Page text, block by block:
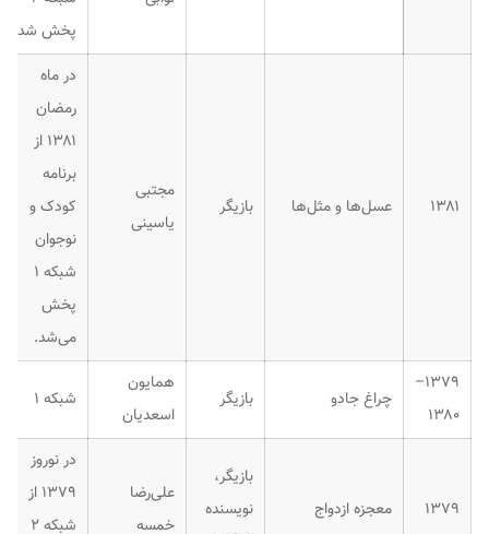
پخش شد.
۱۳۸۱ عسل‌ها و مثل‌ها بازیگر
مجتبی
یاسینی
در ماه
رمضان
۱۳۸۱ از
برنامه
کودک و
نوجوان
شبکه ۱
پخش
می‌شد.
۱۳۷۹–
۱۳۸۰
چراغ جادو بازیگر
همایون
اسعدیان
شبکه ۱
۱۳۷۹ معجزه ازدواج
بازیگر،
نویسنده
علی‌رضا
خمسه
در نوروز
۱۳۷۹ از
شبکه ۲